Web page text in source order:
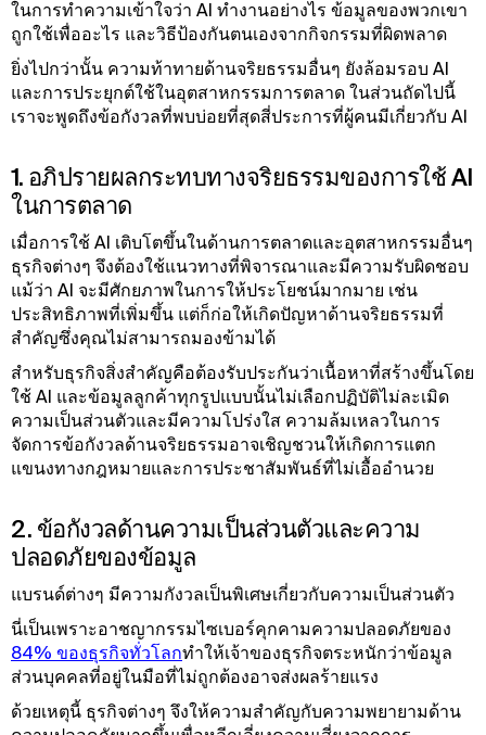
ในการทําความเข้าใจว่า AI ทํางานอย่างไร ข้อมูลของพวกเขา
ถูกใช้เพื่ออะไร และวิธีป้องกันตนเองจากกิจกรรมที่ผิดพลาด
ยิ่งไปกว่านั้น ความท้าทายด้านจริยธรรมอื่นๆ ยังล้อมรอบ AI
และการประยุกต์ใช้ในอุตสาหกรรมการตลาด ในส่วนถัดไปนี้
เราจะพูดถึงข้อกังวลที่พบบ่อยที่สุดสี่ประการที่ผู้คนมีเกี่ยวกับ AI
1. อภิปรายผลกระทบทางจริยธรรมของการใช้ AI
ในการตลาด
เมื่อการใช้ AI เติบโตขึ้นในด้านการตลาดและอุตสาหกรรมอื่นๆ
ธุรกิจต่างๆ จึงต้องใช้แนวทางที่พิจารณาและมีความรับผิดชอบ
แม้ว่า AI จะมีศักยภาพในการให้ประโยชน์มากมาย เช่น
ประสิทธิภาพที่เพิ่มขึ้น แต่ก็ก่อให้เกิดปัญหาด้านจริยธรรมที่
สําคัญซึ่งคุณไม่สามารถมองข้ามได้
สําหรับธุรกิจสิ่งสําคัญคือต้องรับประกันว่าเนื้อหาที่สร้างขึ้นโดย
ใช้ AI และข้อมูลลูกค้าทุกรูปแบบนั้นไม่เลือกปฏิบัติไม่ละเมิด
ความเป็นส่วนตัวและมีความโปร่งใส ความล้มเหลวในการ
จัดการข้อกังวลด้านจริยธรรมอาจเชิญชวนให้เกิดการแตก
แขนงทางกฎหมายและการประชาสัมพันธ์ที่ไม่เอื้ออํานวย
2. ข้อกังวลด้านความเป็นส่วนตัวและความ
ปลอดภัยของข้อมูล
แบรนด์ต่างๆ มีความกังวลเป็นพิเศษเกี่ยวกับความเป็นส่วนตัว
นี่เป็นเพราะอาชญากรรมไซเบอร์คุกคามความปลอดภัยของ
84% ของธุรกิจทั่วโลกทําให้เจ้าของธุรกิจตระหนักว่าข้อมูล
ส่วนบุคคลที่อยู่ในมือที่ไม่ถูกต้องอาจส่งผลร้ายแรง
ด้วยเหตุนี้ ธุรกิจต่างๆ จึงให้ความสําคัญกับความพยายามด้าน